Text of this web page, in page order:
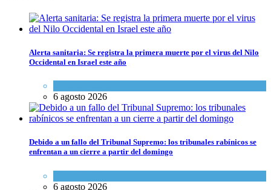
Alerta sanitaria: Se registra la primera muerte por el virus del Nilo
Occidental en Israel este año
6 agosto 2026
Debido a un fallo del Tribunal Supremo: los tribunales rabínicos se
enfrentan a un cierre a partir del domingo
6 agosto 2026